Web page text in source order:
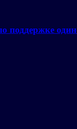
поддержке